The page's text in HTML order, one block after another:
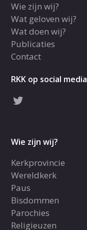
Wie zijn wij?
Wat geloven wij?
Wat doen wij?
Publicaties
Contact
RKK op social media
Wie zijn wij?
Kerkprovincie
Wereldkerk
Paus
Bisdommen
Parochies
Religieuzen